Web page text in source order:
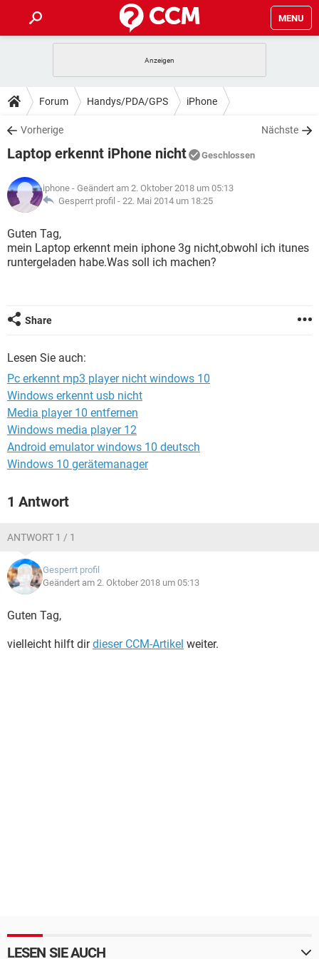
MENU
ANDROID IOS
WINDOWS 10
WHATSAPP TIKTOK
FACEBOOK
TIPPS & TRICKS
SPIELE STREAMING
WHATSAPP TIKTOK
FACEBOOK
DOWNLOADS
SPIELE STREAMING
ANDROID
WINDOWS 10 INSTAGRAM
WHATSAPP
FACEBOOK HARDWARE
FORUM
SPIELE STREAMING
ANDROID
WINDOWS 10
WHATSAPP TIKTOK
LEXIKON
SPIELE
ANDROID IOS
FACEBOOK
Forum Handys/PDA/GPS iPhone
Vorherige Nächste
Laptop erkennt iPhone nicht Geschlossen
iphone - Geändert am 2. Oktober 2018 um 05:13
Gesperrt profil - 22. Mai 2014 um 18:25
Guten Tag,
mein Laptop erkennt mein iphone 3g nicht,obwohl ich itunes
runtergeladen habe.Was soll ich machen?
Share
Lesen Sie auch:
Pc erkennt mp3 player nicht windows 10
Windows erkennt usb nicht
Media player 10 entfernen
Windows media player 12
Android emulator windows 10 deutsch
Windows 10 gerätemanager
1 Antwort
ANTWORT 1 / 1
Gesperrt profil
Geändert am 2. Oktober 2018 um 05:13
Guten Tag,
vielleicht hilft dirdieser CCM-Artikel weiter.
LESEN SIE AUCH